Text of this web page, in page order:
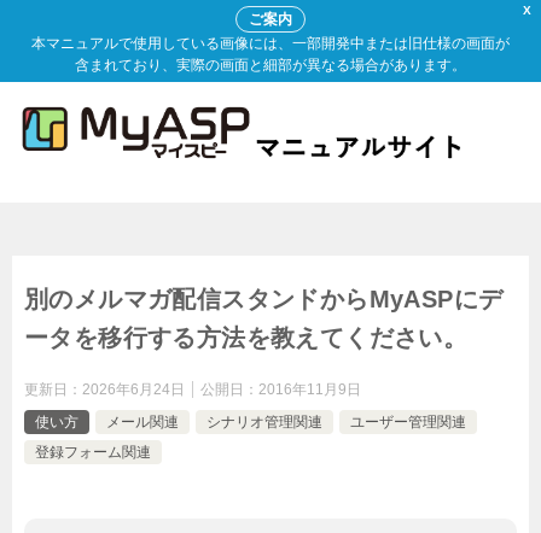
X
ご案内
本マニュアルで使用している画像には、一部開発中または旧仕様の画面が
含まれており、実際の画面と細部が異なる場合があります。
別のメルマガ配信スタンドからMyASPにデ
ータを移行する方法を教えてください。
更新日： 2026年6月24日 公開日： 2016年11月9日
使い方
メール関連 シナリオ管理関連
ユーザー管理関連
登録フォーム関連